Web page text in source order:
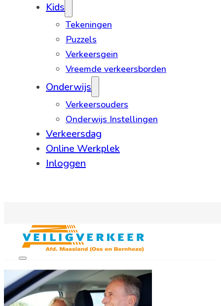
Kids
Tekeningen
Puzzels
Verkeersgein
Vreemde verkeersborden
Onderwijs
Verkeersouders
Onderwijs Instellingen
Verkeersdag
Online Werkplek
Inloggen